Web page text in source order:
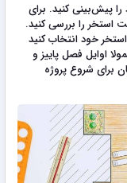
پیش‌بینی کنید. برای
استخر را بررسی کنید.
خود انتخاب کنید
اوایل فصل پاییز و
برای شروع پروژه